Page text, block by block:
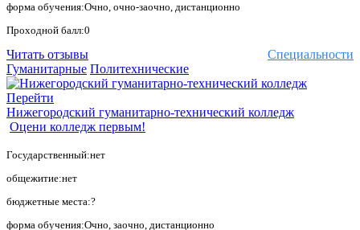
форма обучения:Очно, очно-заочно, дистанционно
Проходной балл:0
Специальности
Читать отзывы
Гуманитарные Политехнические
Перейти
Нижегородский гуманитарно-технический колледж
Оцени колледж первым!
Государственный:нет
общежитие:нет
бюджетные места:?
форма обучения:Очно, заочно, дистанционно